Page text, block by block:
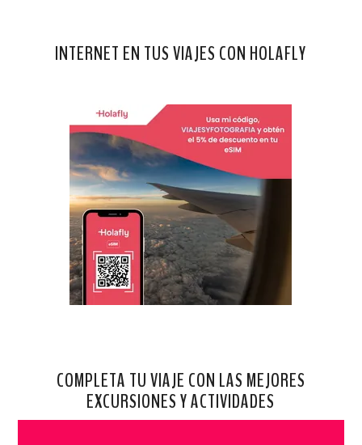
INTERNET EN TUS VIAJES CON HOLAFLY
COMPLETA TU VIAJE CON LAS MEJORES
EXCURSIONES Y ACTIVIDADES